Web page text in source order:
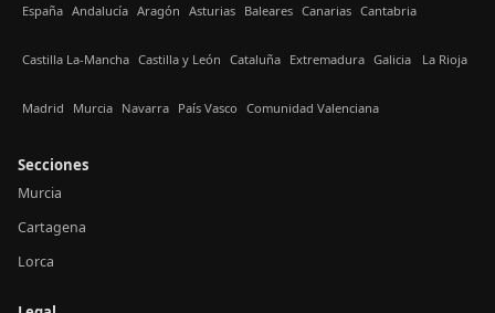
España Andalucía Aragón Asturias Baleares Canarias Cantabria
Castilla La-Mancha Castilla y León Cataluña Extremadura Galicia La Rioja
Madrid Murcia Navarra País Vasco Comunidad Valenciana
Secciones
Murcia
Cartagena
Lorca